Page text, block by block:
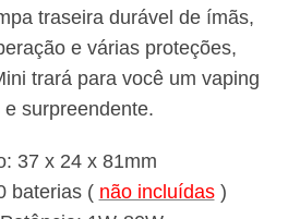
traseira durável de ímãs,
e várias proteções,
trará para você um vaping
e surpreendente.
37 x 24 x 81mm
baterias ( não incluídas)